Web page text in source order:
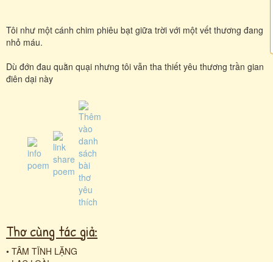
Tôi như một cánh chim phiêu bạt giữa trời với một vết thương đang
nhỏ máu.
Dù đớn đau quằn quại nhưng tôi vẫn tha thiết yêu thương trần gian
điên dại này
Thơ cùng tác giả:
• TÂM TĨNH LẶNG